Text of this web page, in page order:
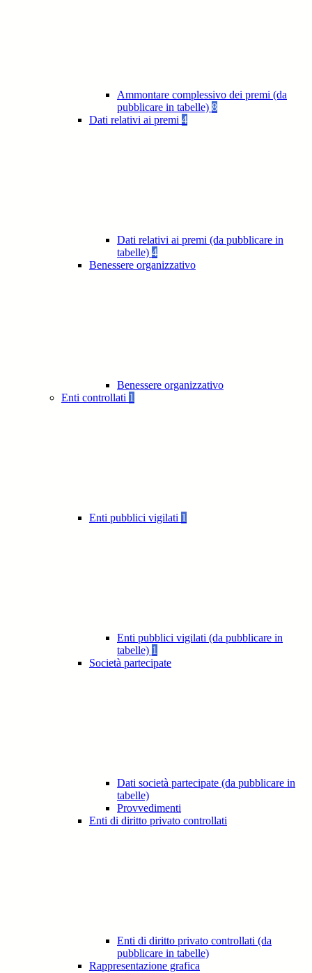
Ammontare complessivo dei premi (da
pubblicare in tabelle) 8
Dati relativi ai premi 4
Dati relativi ai premi (da pubblicare in
tabelle) 4
Benessere organizzativo
Benessere organizzativo
Enti controllati 1
Enti pubblici vigilati 1
Enti pubblici vigilati (da pubblicare in
tabelle) 1
Società partecipate
Dati società partecipate (da pubblicare in
tabelle)
Provvedimenti
Enti di diritto privato controllati
Enti di diritto privato controllati (da
pubblicare in tabelle)
Rappresentazione grafica